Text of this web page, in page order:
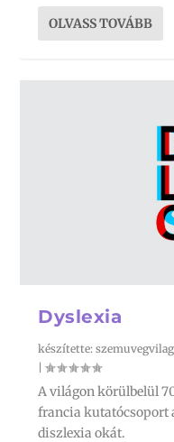
OLVASS TOVÁBB
Dyslexia
készítette:szemuvegvilag
|
A világon körülbelül
francia kutatócsoport
diszlexia okát.